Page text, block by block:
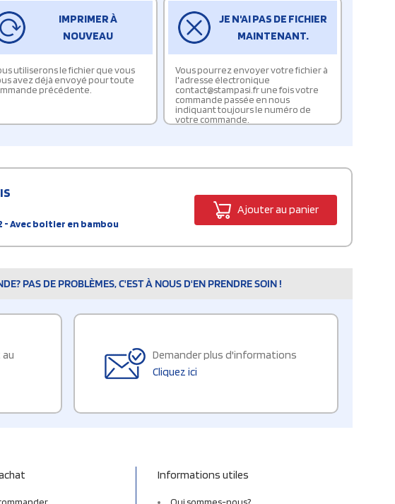
IMPRIMER À
NOUVEAU
utiliserons le fichier que vous
avez déjà envoyé pour toute
précédente.
JE N'AI PAS DE FICHIER
MAINTENANT.
Vous pourrez envoyer votre fichier à
l'adresse électronique
contact@stampasi.fr une fois votre
commande passée en nous
indiquant toujours le numéro de
votre commande.
- Avec boitier en bambou
Ajouter au panier
PAS DE PROBLÈMES, C'EST À NOUS D'EN PRENDRE SOIN !
Demander plus d'informations
Cliquez ici
Informations utiles